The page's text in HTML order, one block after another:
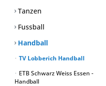
Tanzen
Fussball
Handball
TV Lobberich Handball
ETB Schwarz Weiss Essen -
Handball